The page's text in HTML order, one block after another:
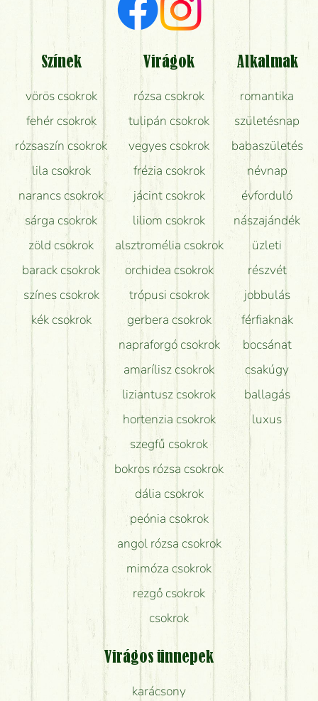
Milyen visszajelzést kapok a virágküldésről?
Tényleg azt kapom, ami a képen van?
Mit kell tudni a virágcsokrok szállításáról?
Hogy marad a lehető legtovább friss a csokor?
Tudok adventi koszorút vásárolni boltban?
Színek
vörös csokrok
fehér csokrok
rózsaszín csokrok
lila csokrok
narancs csokrok
sárga csokrok
zöld csokrok
barack csokrok
színes csokrok
kék csokrok
Virágok
rózsa csokrok
tulipán csokrok
vegyes csokrok
frézia csokrok
jácint csokrok
liliom csokrok
alsztromélia csokrok
orchidea csokrok
trópusi csokrok
gerbera csokrok
napraforgó csokrok
amarílisz csokrok
liziantusz csokrok
hortenzia csokrok
szegfű csokrok
bokros rózsa csokrok
dália csokrok
peónia csokrok
angol rózsa csokrok
mimóza csokrok
rezgő csokrok
csokrok
Alkalmak
romantika
születésnap
babaszületés
névnap
évforduló
nászajándék
üzleti
részvét
jobbulás
férfiaknak
bocsánat
csakúgy
ballagás
luxus
Virágos ünnepek
karácsony